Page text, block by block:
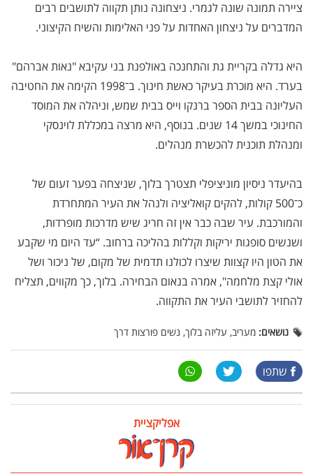
ציירה תמונה שונה לגמרי. ניצחונה נותן תקווה לתושבים רבים
המדברים על ניצחון האחדות על פני האלימות והשיח הקיצוני.
היא גדלה בקריית גת והתחנכה באולפנת בני עקיבא "נאות אברהם"
בערד. היא מוכרת בעיקר כאשת חינוך. ב־1998 הקימה את החטיבה
העליונה בבית הספר ברנקו וייס בבית שמש, וניהלה את המוסד
החינוכי במשך 14 שנים. בנוסף, היא מרצה במכללת לוינסקי
ומנהלת תוכנית להכשרת מנהלים.
בהיעדר ניסיון מוניציפלי תצטרך בלוך, שניצחה בפער זעום של
כ־500 קולות, להקים קואליציה ולנהל את העיר המתחרדת
והמורכבת. עיר שבה כבר אין זה חריג שיש מדרכות מופרדות,
ושנשים סופגות יריקות וקללות בהליכה ברחוב. “עד היום מי שקבע
את הטון היו קצוות שיצרו לכולנו תדמית של מקום, של ניכור ושל
אולי קצת מלחמה", אמרה בנאום הבחירה. בלוך, כך מקווים, תצליח
להחזיר לתושבי העיר את התקווה.
נושאים: מעריב, עליזה בלוך, נשים פורצות דרך
שתפו
אפליקציית